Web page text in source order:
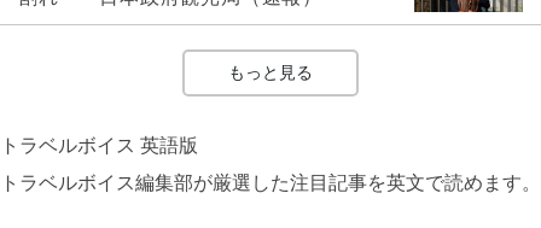
もっと見る
トラベルボイス 英語版
トラベルボイス編集部が厳選した注目記事を英文で読めます。